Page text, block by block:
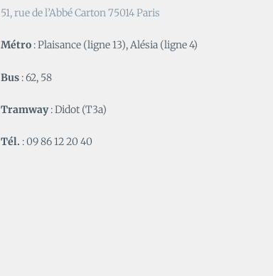
51, rue de l’Abbé Carton 75014 Paris
Métro : Plaisance (ligne 13), Alésia (ligne 4)
Bus : 62, 58
Tramway: Didot (T3a)
Tél. : 09 86 12 20 40